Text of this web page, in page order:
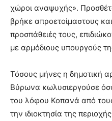
χώροι αναψυχής».
βρήκε απροετοίμαστους
προσπάθειές τους,
με αρμόδιους υπουργούς
Τόσους μήνες η δημοτική
Βύρωνα κωλυσιεργούσε
του λόφου Κοπανά από
την ιδιοκτησία της